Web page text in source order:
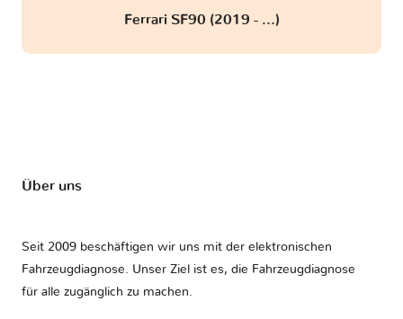
Ferrari SF90 (2019 - ...)
Über uns
Seit 2009 beschäftigen wir uns mit der elektronischen
Fahrzeugdiagnose. Unser Ziel ist es, die Fahrzeugdiagnose
für alle zugänglich zu machen.